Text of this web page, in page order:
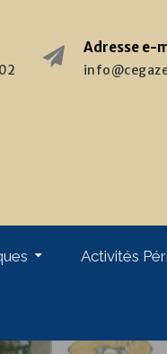
Adresse e-
Activités